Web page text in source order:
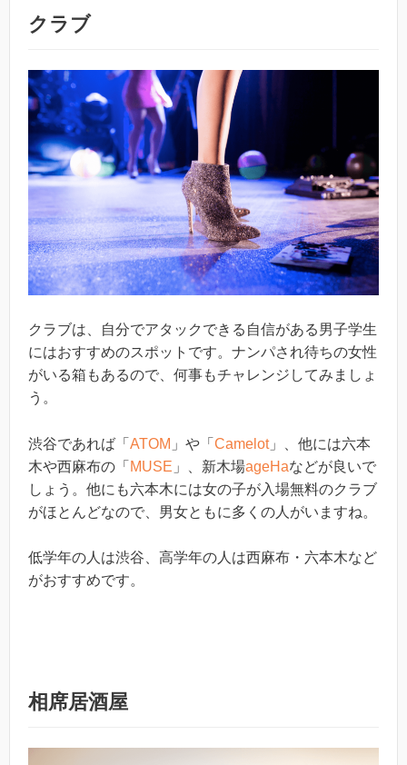
クラブ
クラブは、自分でアタックできる自信がある男子学生
にはおすすめのスポットです。ナンパされ待ちの女性
がいる箱もあるので、何事もチャレンジしてみましょ
う。
渋谷であれば「 ATOM 」や「 Camelot」、他には六本
木や西麻布の「 MUSE 」、新木場ageHaなどが良いで
しょう。他にも六本木には女の子が入場無料のクラブ
がほとんどなので、男女ともに多くの人がいますね。
低学年の人は渋谷、高学年の人は西麻布・六本木など
がおすすめです。
相席居酒屋